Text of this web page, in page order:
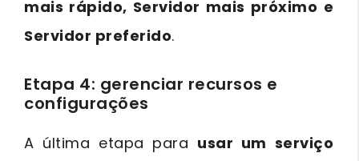
mais rápido, Servidor mais próximo e
Servidor preferido.
Etapa 4: gerenciar recursos e
configurações
A última etapa para usar um serviço